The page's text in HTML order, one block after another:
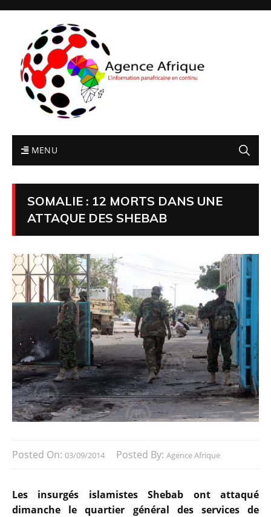
MENU
SOMALIE : 12 MORTS DANS UNE
ATTAQUE DES SHEBAB
Posted On: 03/09/2014 Posted By: Agence Afrique
Les insurgés islamistes Shebab ont attaqué
dimanche le quartier général des services de